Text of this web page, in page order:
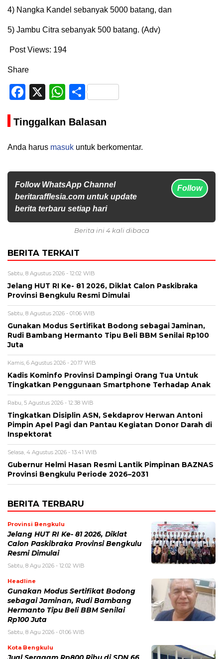
4) Nangka Kandel sebanyak 5000 batang, dan
5) Jambu Citra sebanyak 500 batang. (Adv)
Post Views: 194
Share
Facebook
X WhatsApp
Share
Tinggalkan Balasan
Anda harus masuk untuk berkomentar.
Follow WhatsApp Channel
beritarafflesia.com untuk update
berita terbaru setiap hari
Follow
Berita ini 4 kali dibaca
BERITA TERKAIT
Sabtu, 8 Agustus 2026 - 12:02 WIB
Jelang HUT RI Ke- 81 2026, Diklat Calon Paskibraka
Provinsi Bengkulu Resmi Dimulai
Sabtu, 8 Agustus 2026 - 01:06 WIB
Gunakan Modus Sertifikat Bodong sebagai Jaminan,
Rudi Bambang Hermanto Tipu Beli BBM Senilai Rp100
Juta
Kamis, 6 Agustus 2026 - 20:17 WIB
Kadis Kominfo Provinsi Dampingi Orang Tua Untuk
Tingkatkan Penggunaan Smartphone Terhadap Anak
Rabu, 5 Agustus 2026 - 12:38 WIB
Tingkatkan Disiplin ASN, Sekdaprov Herwan Antoni
Pimpin Apel Pagi dan Pantau Kegiatan Donor Darah di
Inspektorat
Selasa, 4 Agustus 2026 - 13:41 WIB
Gubernur Helmi Hasan Resmi Lantik Pimpinan BAZNAS
Provinsi Bengkulu Periode 2026–2031
BERITA TERBARU
Provinsi Bengkulu
Jelang HUT RI Ke- 81 2026, Diklat
Calon Paskibraka Provinsi Bengkulu
Resmi Dimulai
Sabtu, 8 Agu 2026 - 12:02 WIB
Headline
Gunakan Modus Sertifikat Bodong
sebagai Jaminan, Rudi Bambang
Hermanto Tipu Beli BBM Senilai
Rp100 Juta
Sabtu, 8 Agu 2026 - 01:06 WIB
Kota Bengkulu